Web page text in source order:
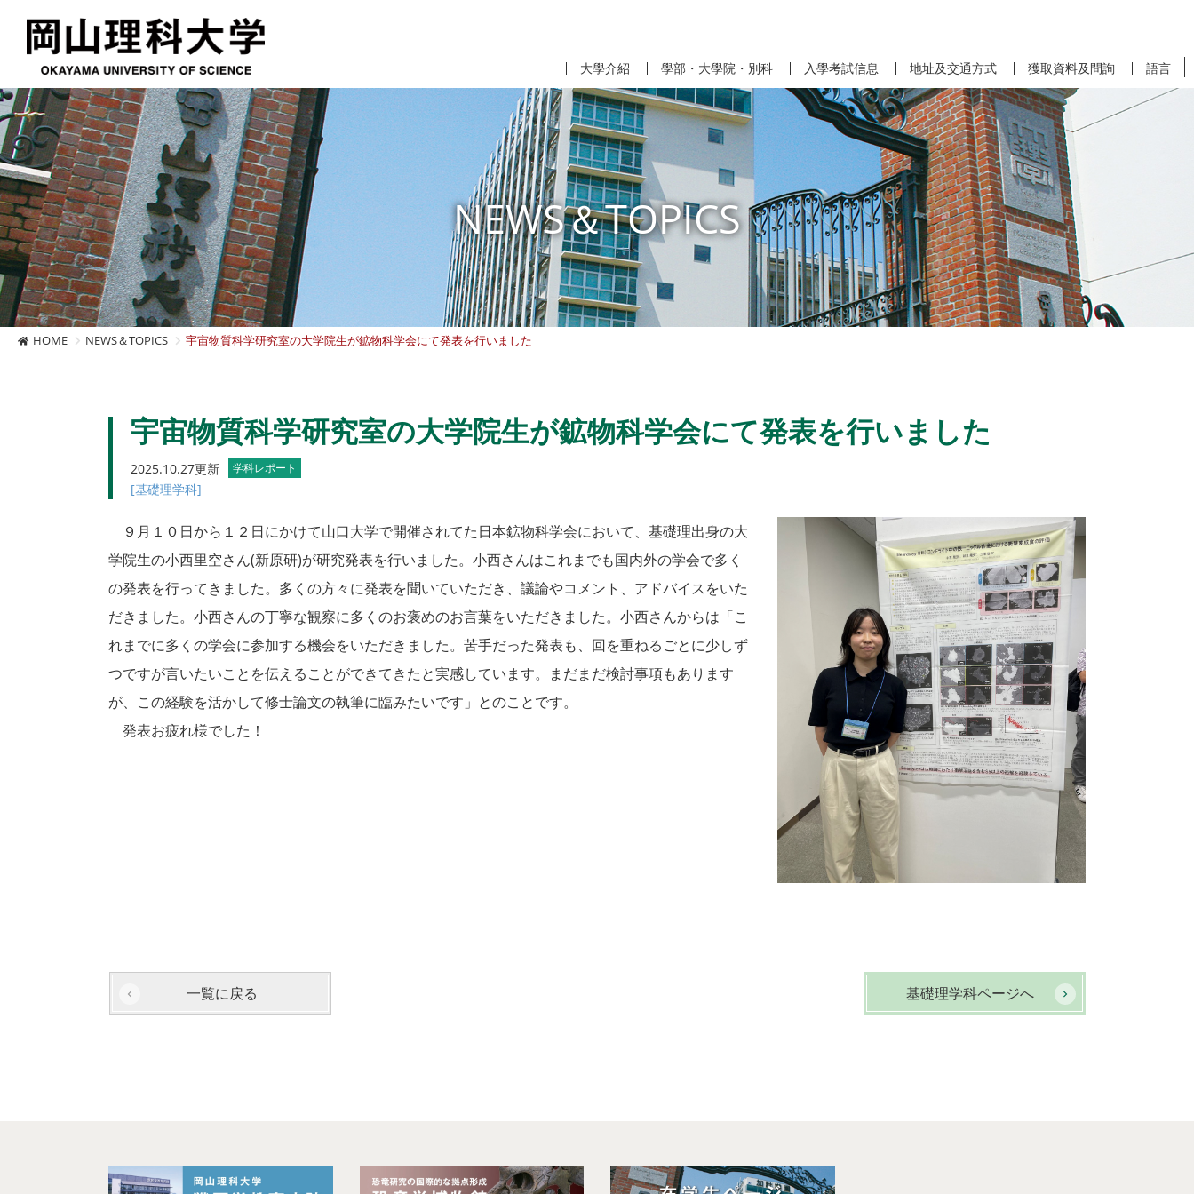
大學介紹 學部・大學院・別科 入學考試信息 地址及交通方式 獲取資料及問詢 語言
NEWS＆TOPICS
HOME NEWS＆TOPICS 宇宙物質科学研究室の大学院生が鉱物科学会にて発表を行いました
宇宙物質科学研究室の大学院生が鉱物科学会にて発表を行いました
2025.10.27更新 学科レポート
[基礎理学科]
９月１０日から１２日にかけて山口大学で開催されてた日本鉱物科学会において、基礎理出身の大
学院生の小西里空さん(新原研)が研究発表を行いました。小西さんはこれまでも国内外の学会で多く
の発表を行ってきました。多くの方々に発表を聞いていただき、議論やコメント、アドバイスをいた
だきました。小西さんの丁寧な観察に多くのお褒めのお言葉をいただきました。小西さんからは「こ
れまでに多くの学会に参加する機会をいただきました。苦手だった発表も、回を重ねるごとに少しず
つですが言いたいことを伝えることができてきたと実感しています。まだまだ検討事項もあります
が、この経験を活かして修士論文の執筆に臨みたいです」とのことです。
発表お疲れ様でした！
基礎理学科ページへ
一覧に戻る